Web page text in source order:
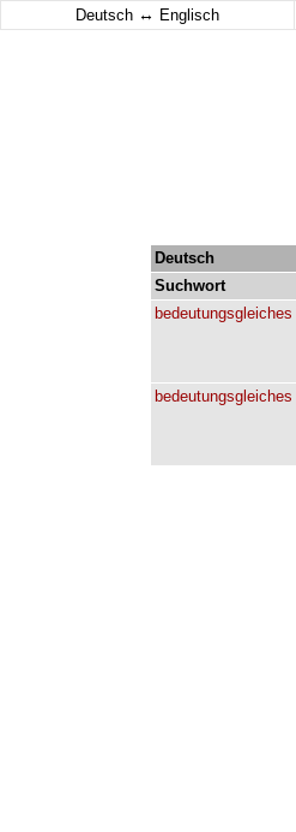
Deutsch ↔ Englisch
Deutsch
Suchwort
bedeutungsgleiches
bedeutungsgleiches